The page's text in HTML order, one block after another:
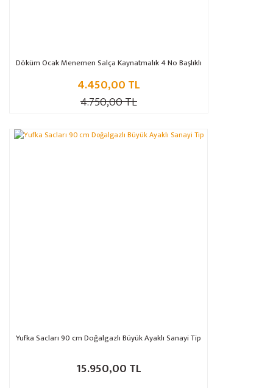
Döküm Ocak Menemen Salça Kaynatmalık 4 No Başlıklı
4.450,00 TL
4.750,00 TL
Yufka Sacları 90 cm Doğalgazlı Büyük Ayaklı Sanayi Tip
15.950,00 TL